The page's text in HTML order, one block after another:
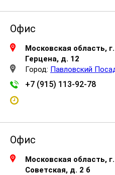
Офис
Московская область,
Герцена, д. 12
Город: Павловский
+7 (915) 113-92-78
Офис
Московская область,
Советская, д. 2 б